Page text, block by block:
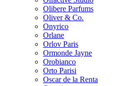
Olibere Parfums
Oliver & Co.
Onyrico
Orlane
Orlov Paris
Ormonde Jayne
Orobianco
Orto Parisi
Oscar de la Renta